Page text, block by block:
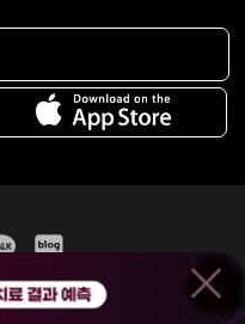
홈페이지 이용약관